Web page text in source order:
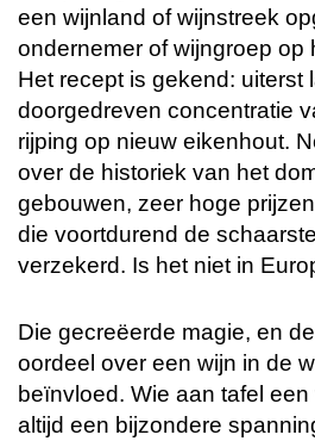
een wijnland of wijnstreek
ondernemer of wijngroep op
Het recept is gekend:
doorgedreven concentratie
rijping op nieuw eikenhout.
over de historiek van het
gebouwen, zeer hoge
die voortdurend de
verzekerd. Is het niet in
Die gecreëerde magie, en
oordeel over een wijn in de
beïnvloed. Wie aan tafel
altijd een bijzondere